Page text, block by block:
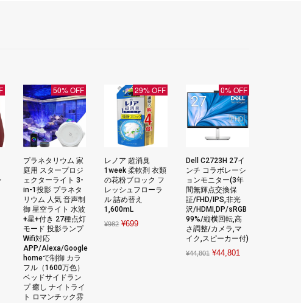
¥35,200.
50% OFF
プラネタリウム 家
庭用 スタープロジ
ェクターライト 3-
in-1投影 プラネタ
リウム 人気 音声制
御 星空ライト 水波
+星+付き 27種点灯
モード 投影ランプ
Wifi対応
APP/Alexa/Google
homeで制御 カラ
フル（1600万色）
ベッドサイドラン
プ 癒し ナイトライ
ト ロマンチック雰
29% OFF
レノア 超消臭
1week 柔軟剤 衣類
の花粉ブロック フ
レッシュフローラ
ル 詰め替え
1,600mL
¥982 Original
¥699Current
0% OFF
Dell C2723H 27イ
ンチ コラボレーシ
ョンモニター(3年
間無輝点交換保
証/FHD/IPS,非光
沢/HDMI,DP/sRGB
99%/縦横回転,高
さ調整/カメラ,マ
イク,スピーカー付)
¥44,801 Original
¥44,801